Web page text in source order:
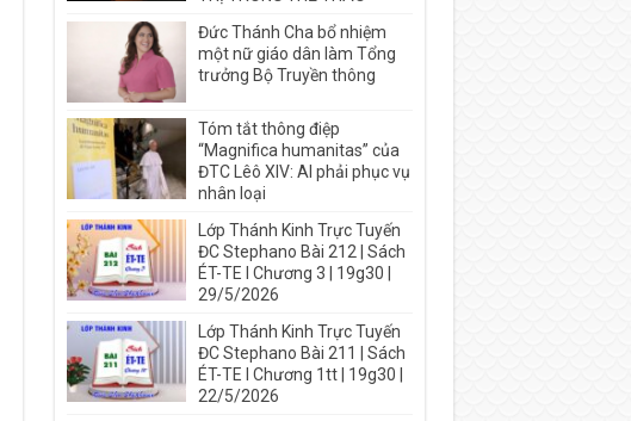
Đức Thánh Cha bổ nhiệm
một nữ giáo dân làm Tổng
trưởng Bộ Truyền thông
Tóm tắt thông điệp
“Magnifica humanitas” của
ĐTC Lêô XIV: AI phải phục vụ
nhân loại
Lớp Thánh Kinh Trực Tuyến
ĐC Stephano Bài 212 | Sách
ÉT-TE I Chương 3 | 19g30 |
29/5/2026
Lớp Thánh Kinh Trực Tuyến
ĐC Stephano Bài 211 | Sách
ÉT-TE I Chương 1tt | 19g30 |
22/5/2026